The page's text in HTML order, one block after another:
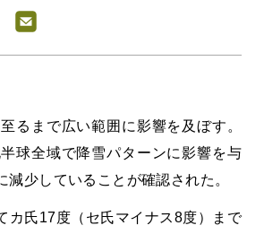
るまで広い範囲に影響を及ぼす。
球全域で降雪パターンに影響を与
少していることが確認された。
カ氏17度（セ氏マイナス8度）まで